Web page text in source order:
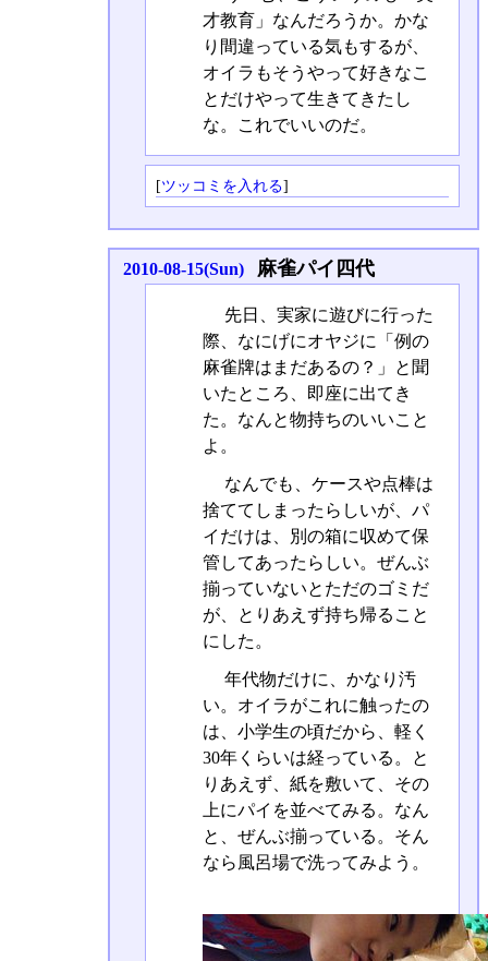
才教育」なんだろうか。かな
り間違っている気もするが、
オイラもそうやって好きなこ
とだけやって生きてきたし
な。これでいいのだ。
[ツッコミを入れる]
2010-08-15(Sun) 麻雀パイ四代
先日、実家に遊びに行った
際、なにげにオヤジに「例の
麻雀牌はまだあるの？」と聞
いたところ、即座に出てき
た。なんと物持ちのいいこと
よ。
なんでも、ケースや点棒は
捨ててしまったらしいが、パ
イだけは、別の箱に収めて保
管してあったらしい。ぜんぶ
揃っていないとただのゴミだ
が、とりあえず持ち帰ること
にした。
年代物だけに、かなり汚
い。オイラがこれに触ったの
は、小学生の頃だから、軽く
30年くらいは経っている。と
りあえず、紙を敷いて、その
上にパイを並べてみる。なん
と、ぜんぶ揃っている。そん
なら風呂場で洗ってみよう。